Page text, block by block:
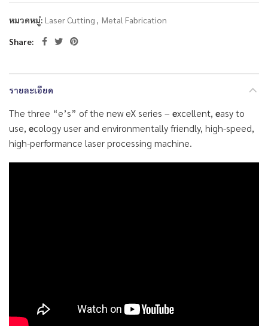
หมวดหมู่: Laser Cutting , Metal Fabrication
Share
รายละเอียด
The three “e’s” of the new eX series – excellent, easy to
use, ecology user and environmentally friendly, high-speed,
high-performance laser processing machine.